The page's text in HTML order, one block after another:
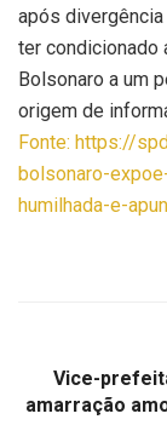
após
ter condicionado
Bolsonaro a um
origem de
Fonte: https://
bolsonaro-
humilhada-e-
Vice-
amarração